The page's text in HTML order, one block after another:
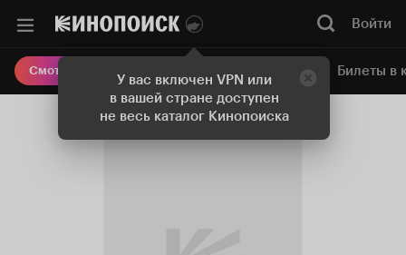
У вас включен VPN или
в вашей стране доступен
не весь каталог Кинопоиска
Войти
Смотреть кино Онлайн-кинотеатр Билеты в